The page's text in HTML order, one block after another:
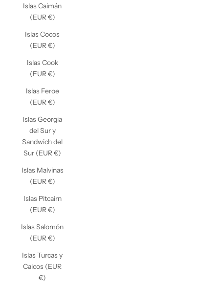
Islas Caimán
(EUR €)
Islas Cocos
(EUR €)
Islas Cook
(EUR €)
Islas Feroe
(EUR €)
Islas Georgia
del Sur y
Sandwich del
Sur (EUR €)
Islas Malvinas
(EUR €)
Islas Pitcairn
(EUR €)
Islas Salomón
(EUR €)
Islas Turcas y
Caicos (EUR
€)